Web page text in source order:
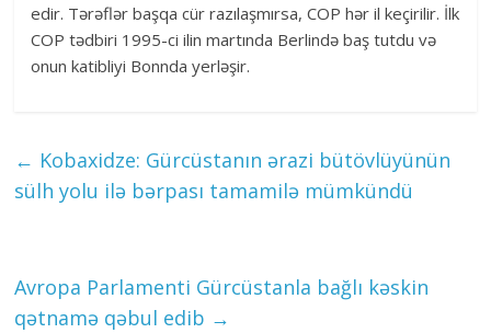
edir. Tərəflər başqa cür razılaşmırsa, COP hər il keçirilir. İlk
COP tədbiri 1995-ci ilin martında Berlində baş tutdu və
onun katibliyi Bonnda yerləşir.
← Kobaxidze: Gürcüstanın ərazi bütövlüyünün
sülh yolu ilə bərpası tamamilə mümkündü
Avropa Parlamenti Gürcüstanla bağlı kəskin
qətnamə qəbul edib →